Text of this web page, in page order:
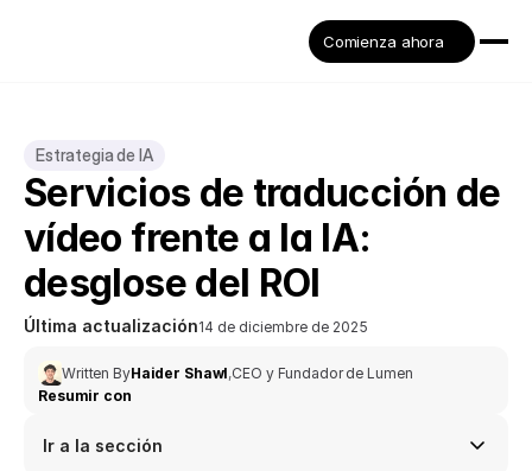
Comienza ahora
Estrategia de IA
Servicios de traducción de
vídeo frente a la IA:
desglose del ROI
Última actualización14 de diciembre de 2025
Written ByHaider Shawl,CEO y Fundador de Lumen
Resumir con
Ir a la sección